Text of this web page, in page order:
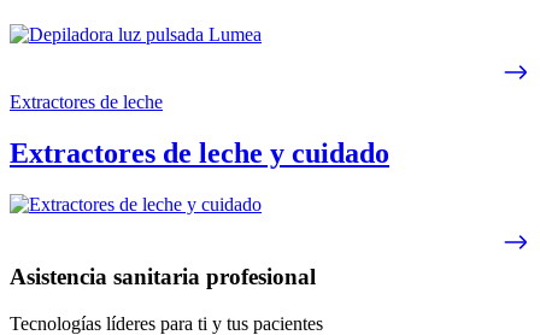
Extractores de leche
Extractores de leche y cuidado
Asistencia sanitaria profesional
Tecnologías líderes para ti y tus pacientes